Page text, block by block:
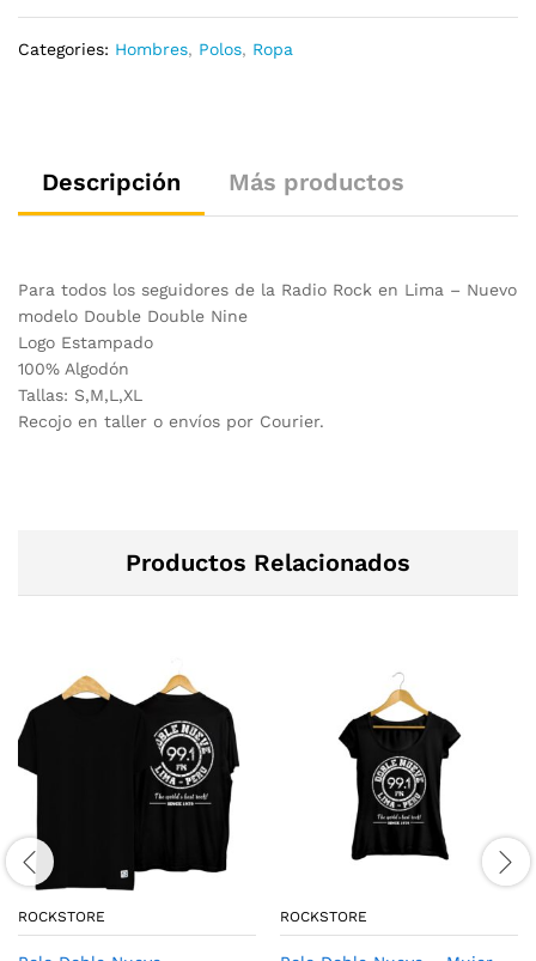
Categories: Hombres, Polos, Ropa
Descripción Más productos
Para todos los seguidores de la Radio Rock en Lima – Nuevo
modelo Double Double Nine
Logo Estampado
100% Algodón
Tallas: S,M,L,XL
Recojo en taller o envíos por Courier.
Productos Relacionados
ROCKSTORE ROCKSTORE